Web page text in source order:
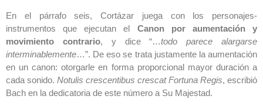
En el párrafo seis, Cortázar juega con los personajes-
instrumentos que ejecutan el Canon por aumentación y
movimiento contrario, y dice “…todo parece alargarse
interminablemente…”. De eso se trata justamente la aumentación
en un canon: otorgarle en forma proporcional mayor duración a
cada sonido. Notulis crescentibus crescat Fortuna Regis, escribió
Bach en la dedicatoria de este número a Su Majestad.